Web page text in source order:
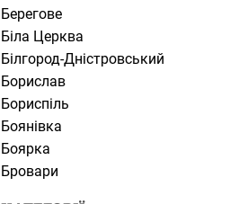
Берегове
Біла Церква
Білгород-Дністровський
Борислав
Бориспіль
Боянівка
Боярка
Бровари